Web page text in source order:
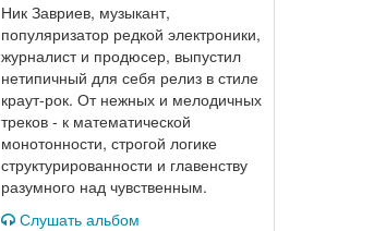
Ник Завриев, музыкант,
популяризатор редкой электроники,
журналист и продюсер, выпустил
нетипичный для себя релиз в стиле
краут-рок. От нежных и мелодичных
треков - к математической
монотонности, строгой логике
структурированности и главенству
разумного над чувственным.
Слушать альбом